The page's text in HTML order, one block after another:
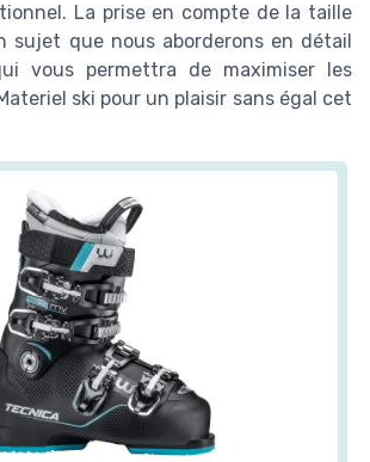
La prise en compte de la taille
sujet que nous aborderons en détail
vous permettra de maximiser les
ski pour un plaisir sans égal cet